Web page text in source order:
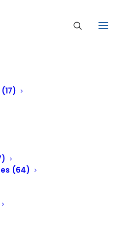
(64)
avant la Robocup 2023
FÉVRIER 2023